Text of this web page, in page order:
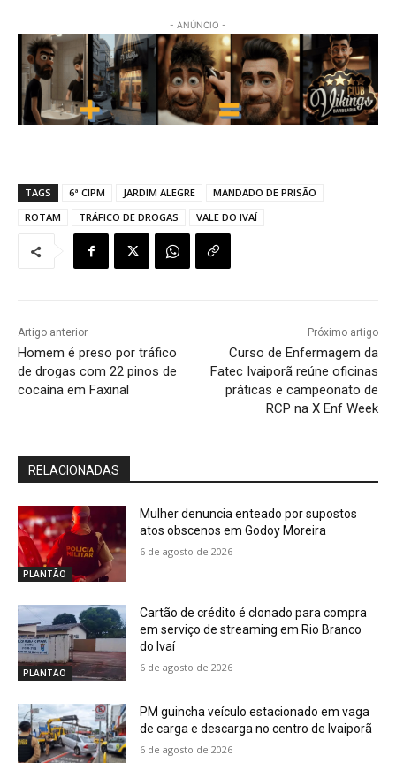
- ANÚNCIO -
TAGS 6ª CIPM JARDIM ALEGRE
MANDADO DE PRISÃO
ROTAM
TRÁFICO DE DROGAS VALE DO IVAÍ
Artigo anterior
Homem é preso por tráfico
de drogas com 22 pinos de
cocaína em Faxinal
Próximo artigo
Curso de Enfermagem da
Fatec Ivaiporã reúne oficinas
práticas e campeonato de
RCP na X Enf Week
RELACIONADAS
PLANTÃO
Mulher denuncia enteado por supostos
atos obscenos em Godoy Moreira
6 de agosto de 2026
PLANTÃO
Cartão de crédito é clonado para compra
em serviço de streaming em Rio Branco
do Ivaí
6 de agosto de 2026
PM guincha veículo estacionado em vaga
de carga e descarga no centro de Ivaiporã
6 de agosto de 2026